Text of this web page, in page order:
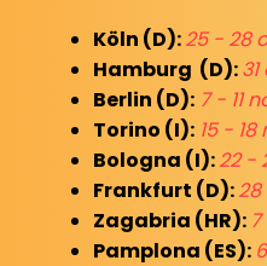
Köln (D):25 - 28
Hamburg (D):
Berlin (D): 7 - 11
Torino (I): 15 -
Bologna (I):22 -
Frankfurt (D):
Zagabria (HR):
Pamplona (ES):